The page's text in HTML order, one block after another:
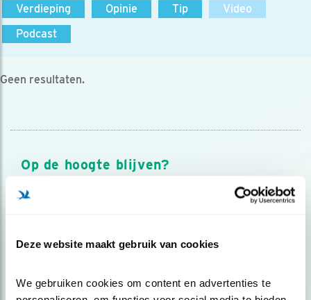
Deze website maakt gebruik van cookies
We gebruiken cookies om content en advertenties te
Verdieping
Opinie Tip
Video
Podcast
Geen resultaten.
Op de hoogte blijven?
Meld je aan en ontvang nieuws, inspiratie, acties en tips
over vogels en activiteiten van Vogelbescherming.